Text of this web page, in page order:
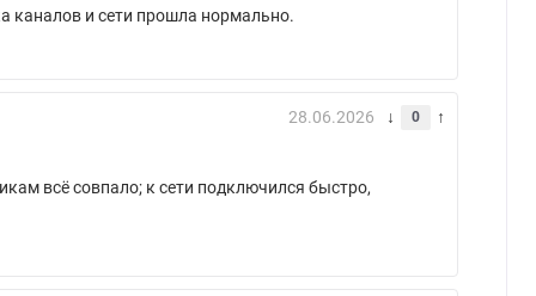
каналов и сети прошла нормально.
28.06.2026 0
всё совпало; к сети подключился быстро,